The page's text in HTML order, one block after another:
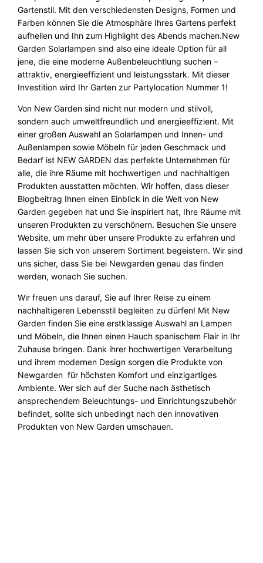
Gartenstil. Mit den verschiedensten Designs, Formen und
Farben können Sie die Atmosphäre Ihres Gartens perfekt
aufhellen und Ihn zum Highlight des Abends machen.New
Garden Solarlampen sind also eine ideale Option für all
jene, die eine moderne Außenbeleuchtlung suchen –
attraktiv, energieeffizient und leistungsstark. Mit dieser
Investition wird Ihr Garten zur Partylocation Nummer 1!
Von New Garden sind nicht nur modern und stilvoll,
sondern auch umweltfreundlich und energieeffizient. Mit
einer großen Auswahl an Solarlampen und Innen- und
Außenlampen sowie Möbeln für jeden Geschmack und
Bedarf ist NEW GARDEN das perfekte Unternehmen für
alle, die ihre Räume mit hochwertigen und nachhaltigen
Produkten ausstatten möchten. Wir hoffen, dass dieser
Blogbeitrag Ihnen einen Einblick in die Welt von New
Garden gegeben hat und Sie inspiriert hat, Ihre Räume mit
unseren Produkten zu verschönern. Besuchen Sie unsere
Website, um mehr über unsere Produkte zu erfahren und
lassen Sie sich von unserem Sortiment begeistern. Wir sind
uns sicher, dass Sie bei Newgarden genau das finden
werden, wonach Sie suchen.
Wir freuen uns darauf, Sie auf Ihrer Reise zu einem
nachhaltigeren Lebensstil begleiten zu dürfen! Mit New
Garden finden Sie eine erstklassige Auswahl an Lampen
und Möbeln, die Ihnen einen Hauch spanischem Flair in Ihr
Zuhause bringen. Dank ihrer hochwertigen Verarbeitung
und ihrem modernen Design sorgen die Produkte von
Newgarden für höchsten Komfort und einzigartiges
Ambiente. Wer sich auf der Suche nach ästhetisch
ansprechendem Beleuchtungs- und Einrichtungszubehör
befindet, sollte sich unbedingt nach den innovativen
Produkten von New Garden umschauen.